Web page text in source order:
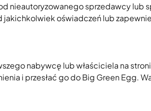
nieautoryzowanego sprzedawcy
oświadczeń lub
nabywcę lub właściciela na
i przesłać go do Big Green Egg.